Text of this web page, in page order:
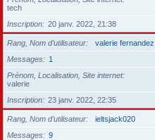
tech
Inscription
20 janv. 2022, 21:38
Rang, Nom d’utilisateur
valerie fernandez
Messages
1
Prénom, Localisation, Site internet
valerie
Inscription
23 janv. 2022, 22:35
Rang, Nom d’utilisateur
ieltsjack020
Messages
9